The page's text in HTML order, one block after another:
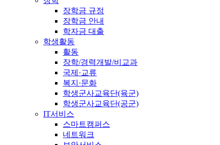
장학금 규정
장학금 안내
학자금 대출
학생활동
활동
장학/경력개발/비교과
국제·교류
복지·문화
학생군사교육단(육군)
학생군사교육단(공군)
IT서비스
스마트캠퍼스
네트워크